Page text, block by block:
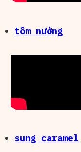
tôm nướng
sung caramel